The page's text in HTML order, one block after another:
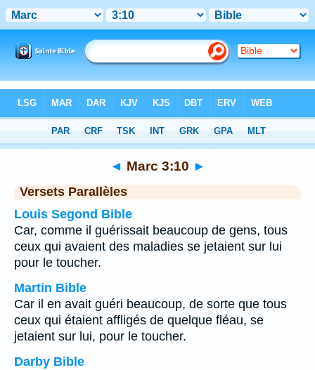
Chapitre 3> Verset 10
◄ Marc 3:10 ►
Versets Parallèles
Louis Segond Bible
Car, comme il guérissait beaucoup de gens, tous
ceux qui avaient des maladies se jetaient sur lui
pour le toucher.
Martin Bible
Car il en avait guéri beaucoup, de sorte que tous
ceux qui étaient affligés de quelque fléau, se
jetaient sur lui, pour le toucher.
Darby Bible